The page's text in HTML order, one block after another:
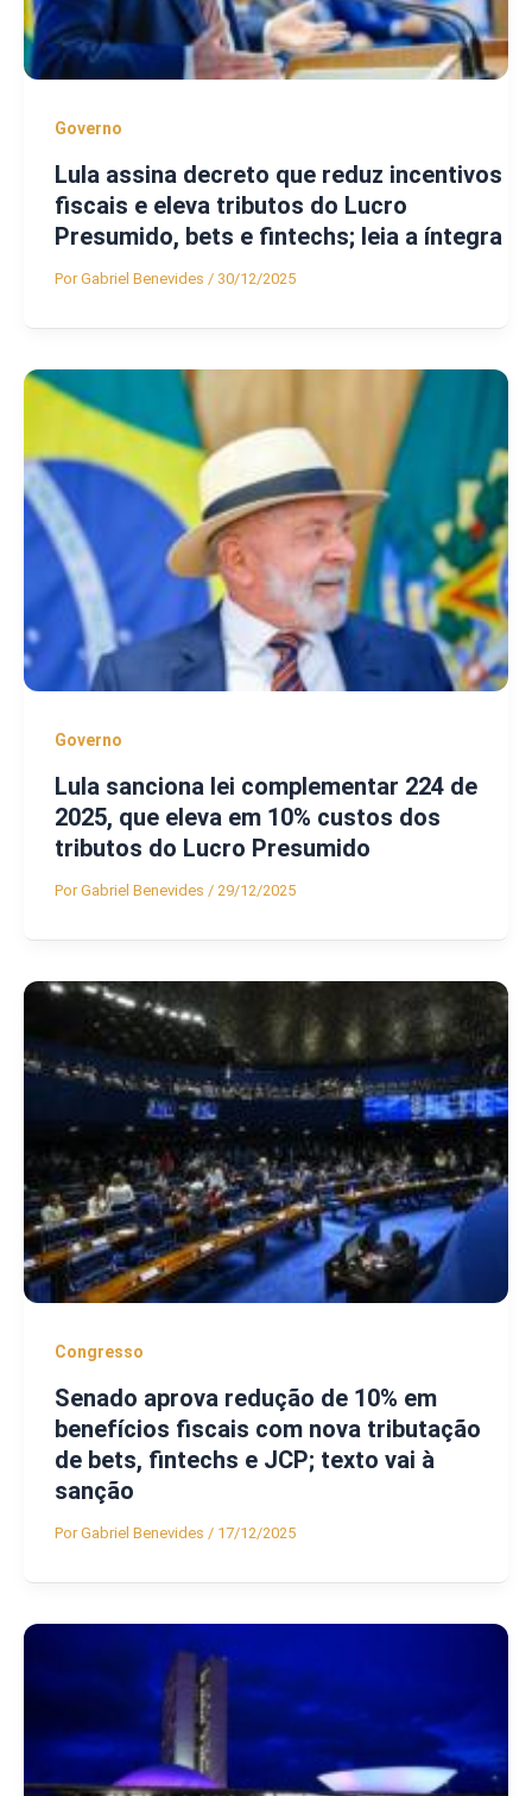
Governo
Lula assina decreto que reduz incentivos
fiscais e eleva tributos do Lucro
Presumido, bets e fintechs; leia a íntegra
PorGabriel Benevides / 30/12/2025
Governo
Lula sanciona lei complementar 224 de
2025, que eleva em 10% custos dos
tributos do Lucro Presumido
PorGabriel Benevides / 29/12/2025
Congresso
Senado aprova redução de 10% em
benefícios fiscais com nova tributação
de bets, fintechs e JCP; texto vai à
sanção
PorGabriel Benevides / 17/12/2025